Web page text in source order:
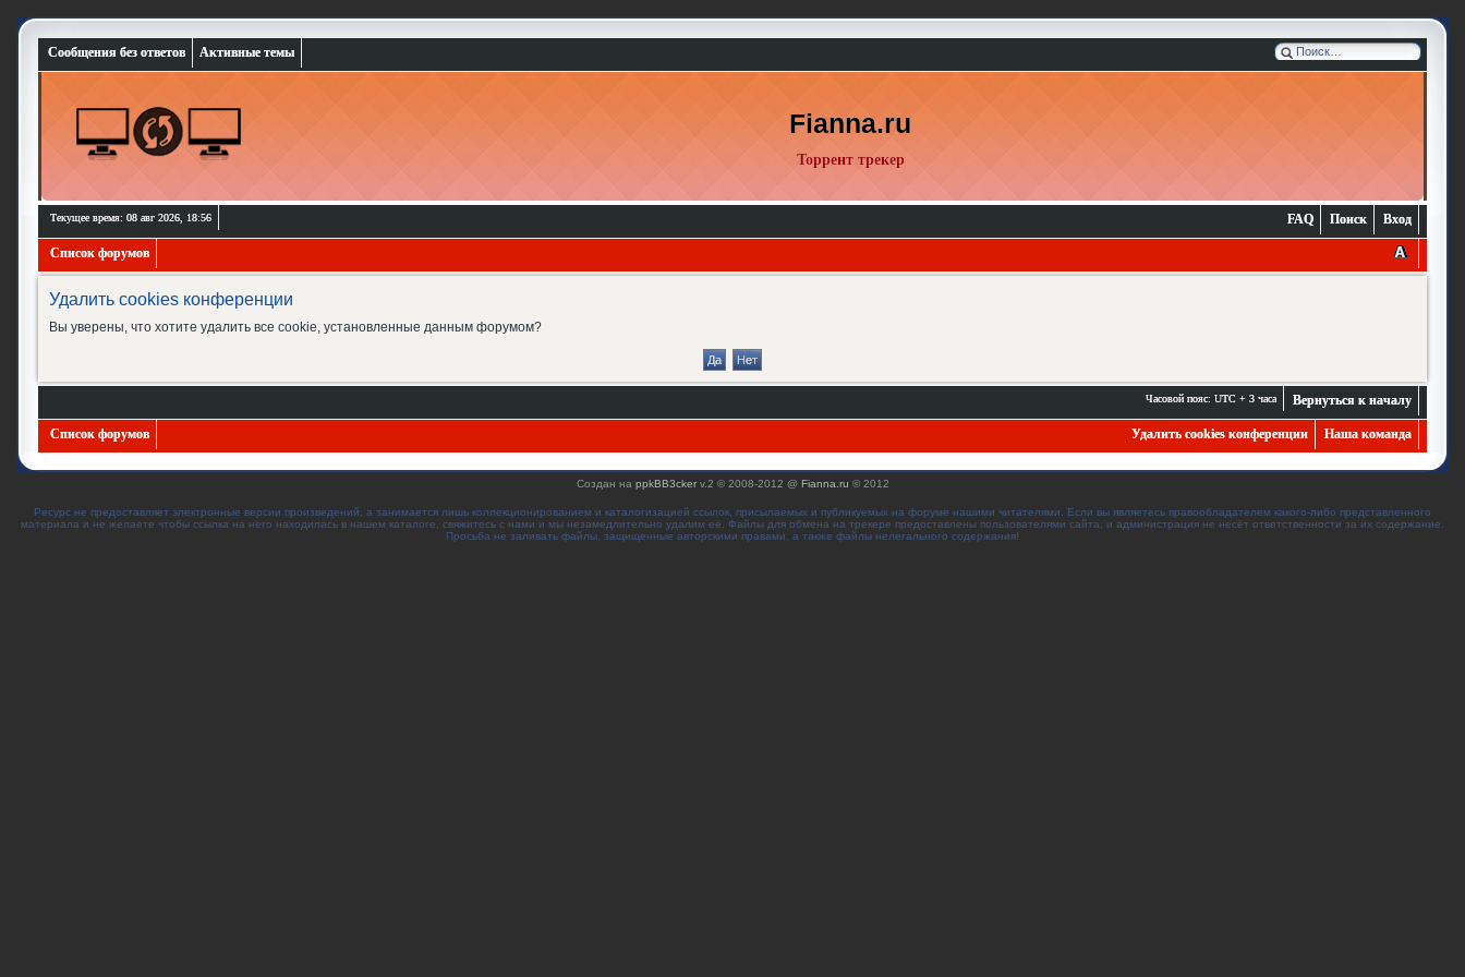
Сообщения без ответов Активные темы
Fianna.ru
Торрент трекер
Текущее время: 08 авг 2026, 18:56 Вход
Поиск
FAQ
Список форумов
Удалить cookies конференции
Вы уверены, что хотите удалить все cookie, установленные данным форумом?
Вернуться к началу
Часовой пояс: UTC + 3 часа
Список форумов Наша команда
Удалить cookies конференции
Создан на ppkBB3ckerv.2 © 2008-2012 @ Fianna.ru © 2012
Ресурс не предоставляет электронные версии произведений, а занимается лишь коллекционированием и каталогизацией ссылок, присылаемых и публикуемых на форуме нашими читателями. Если вы являетесь правообладателем какого-либо представленного
материала и не желаете чтобы ссылка на него находилась в нашем каталоге, свяжитесь с нами и мы незамедлительно удалим её. Файлы для обмена на трекере предоставлены пользователями сайта, и администрация не несёт ответственности за их содержание.
Просьба не заливать файлы, защищенные авторскими правами, а также файлы нелегального содержания!